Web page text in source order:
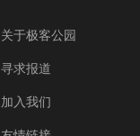
关于极客公园
寻求报道
加入我们